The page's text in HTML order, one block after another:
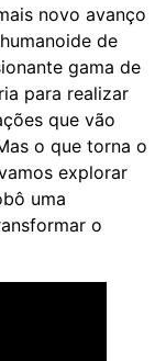
novo avanço
de
gama de
para realizar
que vão
o que torna o
explorar
uma
o